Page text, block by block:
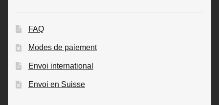
FAQ
Modes de paiement
Envoi international
Envoi en Suisse